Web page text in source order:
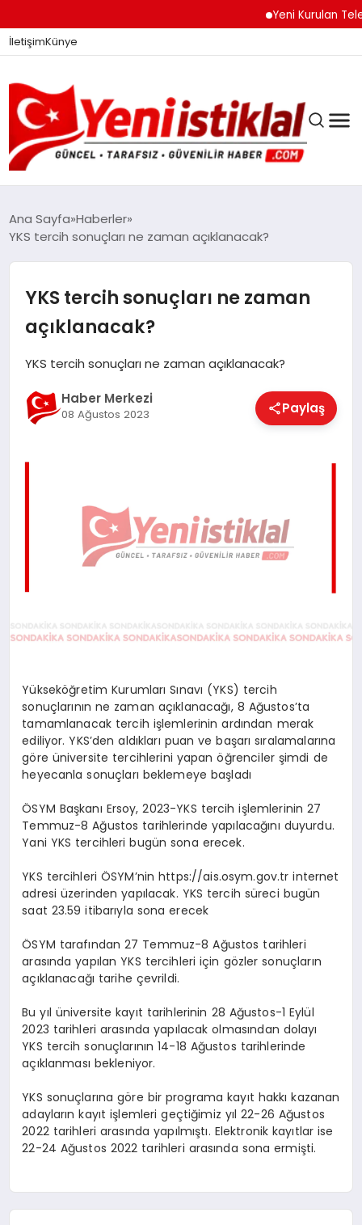
Yeni Kurulan
İletişimKünye
GÜNDEM
DÜNYA
Ana Sayfa Haberler
YKS tercih sonuçları ne zaman açıklanacak?
YKS tercih sonuçları ne zaman
açıklanacak?
YKS tercih sonuçları ne zaman açıklanacak?
Haber Merkezi
08 Ağustos 2023 Paylaş
Yükseköğretim Kurumları Sınavı (YKS) tercih
sonuçlarının ne zaman açıklanacağı, 8 Ağustos’ta
tamamlanacak tercih işlemlerinin ardından merak
ediliyor. YKS’den aldıkları puan ve başarı sıralamalarına
göre üniversite tercihlerini yapan öğrenciler şimdi de
heyecanla sonuçları beklemeye başladı
ÖSYM Başkanı Ersoy, 2023-YKS tercih işlemlerinin 27
Temmuz-8 Ağustos tarihlerinde yapılacağını duyurdu.
Yani YKS tercihleri bugün sona erecek.
YKS tercihleri ÖSYM’nin https://ais.osym.gov.tr internet
adresi üzerinden yapılacak. YKS tercih süreci bugün
saat 23.59 itibarıyla sona erecek
ÖSYM tarafından 27 Temmuz-8 Ağustos tarihleri
arasında yapılan YKS tercihleri için gözler sonuçların
açıklanacağı tarihe çevrildi.
Bu yıl üniversite kayıt tarihlerinin 28 Ağustos-1 Eylül
2023 tarihleri arasında yapılacak olmasından dolayı
YKS tercih sonuçlarının 14-18 Ağustos tarihlerinde
açıklanması bekleniyor.
YKS sonuçlarına göre bir programa kayıt hakkı kazanan
adayların kayıt işlemleri geçtiğimiz yıl 22-26 Ağustos
2022 tarihleri arasında yapılmıştı. Elektronik kayıtlar ise
22-24 Ağustos 2022 tarihleri arasında sona ermişti.